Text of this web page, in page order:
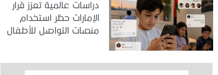
دراسات عالمية تعزز قرار
الإمارات حظر استخدام
منصات التواصل للأطفال